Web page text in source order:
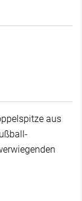
aus